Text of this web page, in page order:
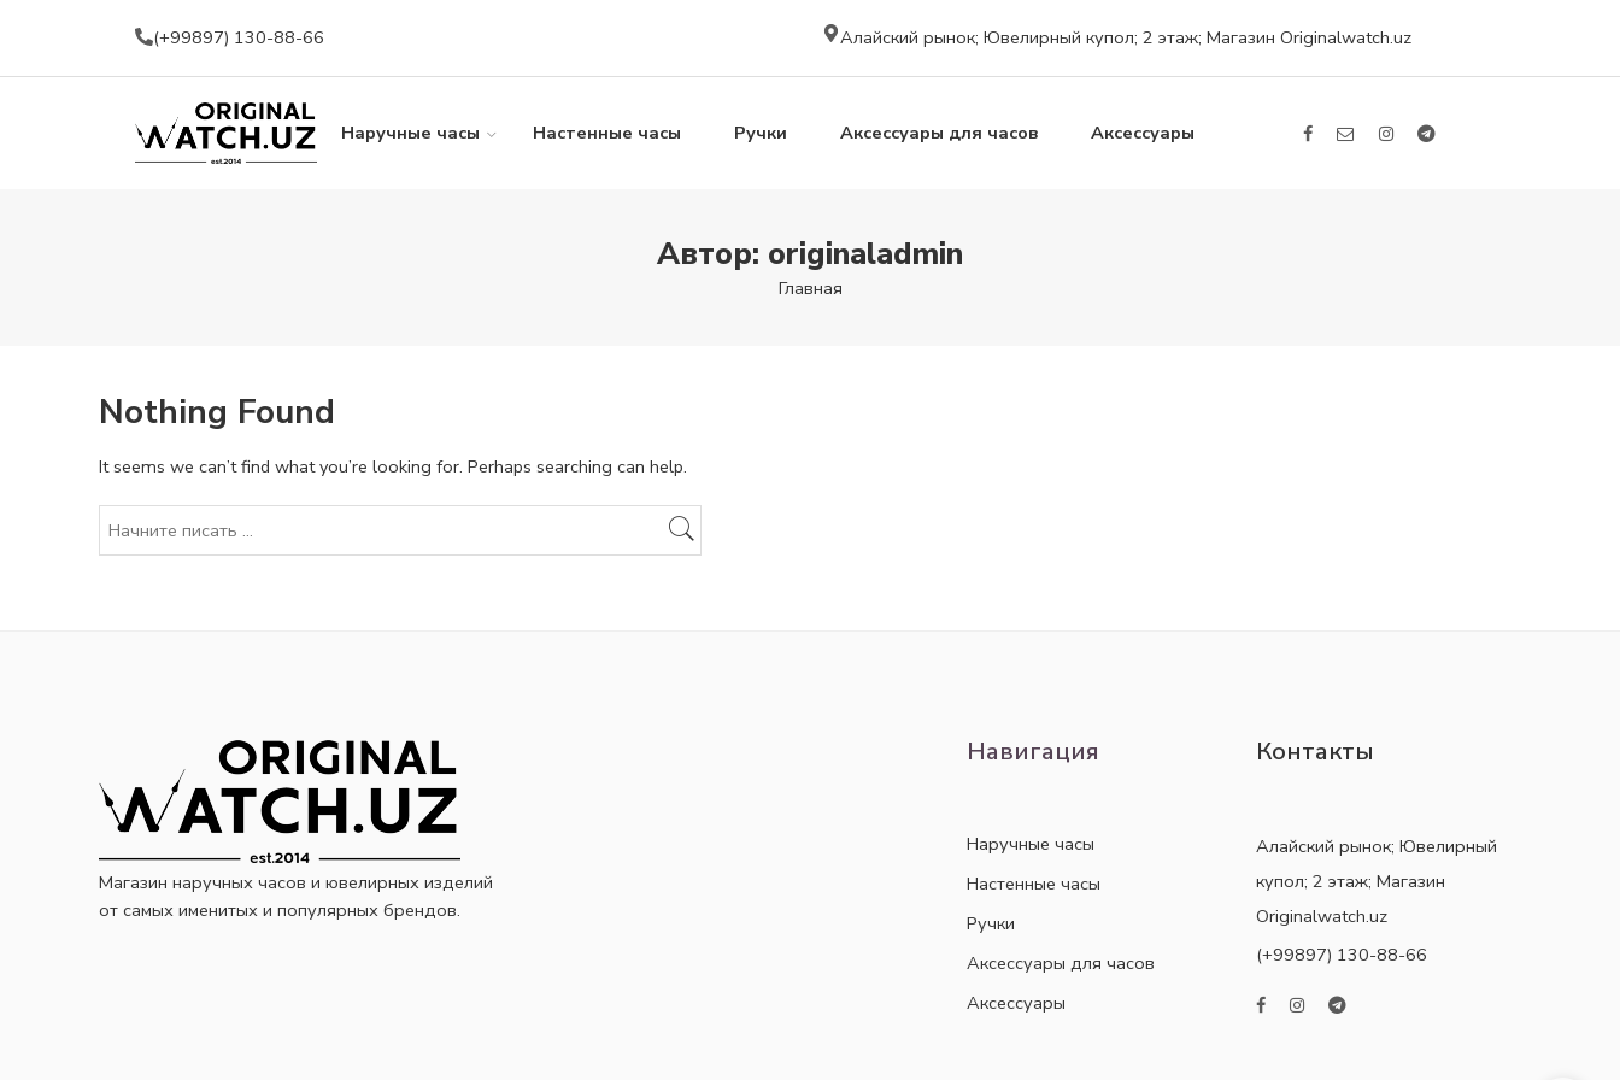
(+99897) 130-88-66 Алайский рынок; Ювелирный купол; 2 этаж; Магазин Originalwatch.uz
Наручные часы Настенные часы Ручки Аксессуары для часов Аксессуары
Автор: originaladmin
Главная
Nothing Found
It seems we can’t find what you’re looking for. Perhaps searching can help.
Магазин наручных часов и ювелирных изделий
от самых именитых и популярных брендов.
Навигация
Наручные часы
Настенные часы
Ручки
Аксессуары для часов
Аксессуары
Контакты
Алайский рынок; Ювелирный
купол; 2 этаж; Магазин
Originalwatch.uz
(+99897) 130-88-66